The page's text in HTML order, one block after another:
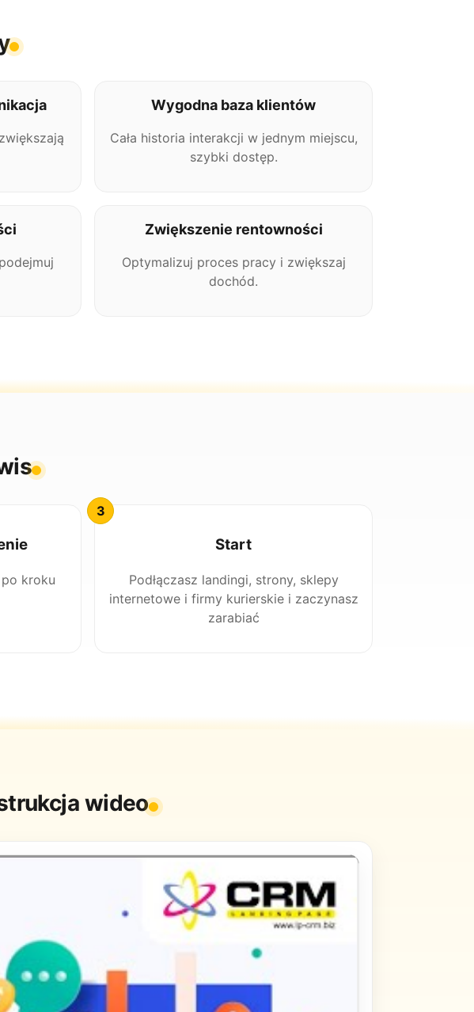
Wygodna baza klientów
Cała historia interakcji w jednym miejscu,
szybki dostęp.
Zwiększenie rentowności
Optymalizuj proces pracy i zwiększaj
dochód.
kroku
Start
Podłączasz landingi, strony, sklepy
internetowe i firmy kurierskie i zaczynasz
zarabiać
wideo